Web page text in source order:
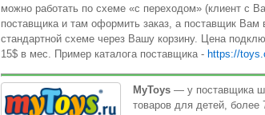
можно работать по схеме «с переходом» (клиент с
поставщика и там оформить заказ, а поставщик Вам
стандартной схеме через Вашу корзину. Цена
15$ в мес. Пример каталога поставщика - https://
MyToys — у поставщика
товаров для детей, более